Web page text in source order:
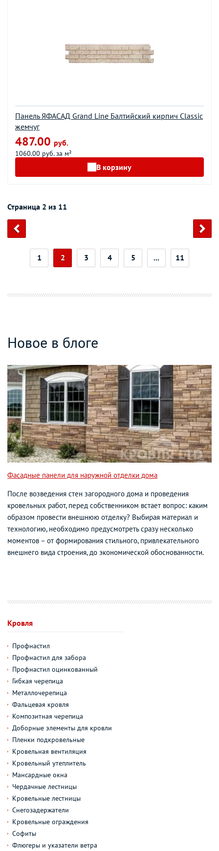
Панель ЯФАСАД Grand Line Балтийский кирпич Classic
жемчуг
487.00 руб.
1060.00 руб. за м²
В корзину
Страница 2 из 11
1 2 3 4 5 ... 11
Новое в блоге
Фасадные панели для наружной отделки дома
После возведения стен загородного дома и проведения
кровельных работ, перед собственником встает вопрос: каким
образом провести внешнюю отделку? Выбирая материал и
технологию, необходимо предусмотреть сразу несколько
моментов – от формирования стильного, привлекательного
внешнего вида строения, до экономической обоснованности.
Кровля
Профнастил
Профнастил для забора
Профнастил оцинкованный
Гибкая черепица
Металлочерепица
Фальцевая кровля
Композитная черепица
Доборные элементы для кровли
Пленки подкровельные
Кровельная вентиляция
Кровельный утеплитель
Мансардные окна
Чердачные лестницы
Кровельные лестницы
Снегозадержатели
Кровельные ограждения
Софиты
Флюгеры и указатели ветра